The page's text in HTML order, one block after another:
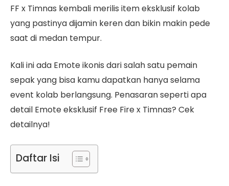
FF x Timnas kembali merilis item eksklusif kolab
yang pastinya dijamin keren dan bikin makin pede
saat di medan tempur.
Kali ini ada Emote ikonis dari salah satu pemain
sepak yang bisa kamu dapatkan hanya selama
event kolab berlangsung. Penasaran seperti apa
detail Emote eksklusif Free Fire x Timnas? Cek
detailnya!
Daftar Isi